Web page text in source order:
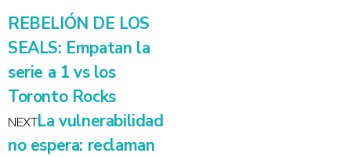
REBELIÓN DE LOS
SEALS: Empatan la
serie a 1 vs los
Toronto Rocks
NEXTLa vulnerabilidad
no espera: reclaman